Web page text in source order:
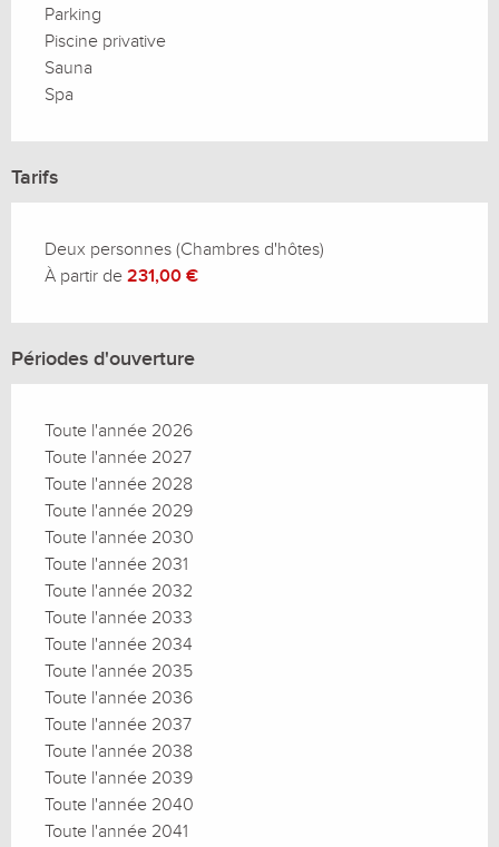
Parking
Piscine privative
Sauna
Spa
Tarifs
Deux personnes (Chambres d'hôtes)
À partir de 231,00 €
Périodes d'ouverture
Toute l'année 2026
Toute l'année 2027
Toute l'année 2028
Toute l'année 2029
Toute l'année 2030
Toute l'année 2031
Toute l'année 2032
Toute l'année 2033
Toute l'année 2034
Toute l'année 2035
Toute l'année 2036
Toute l'année 2037
Toute l'année 2038
Toute l'année 2039
Toute l'année 2040
Toute l'année 2041